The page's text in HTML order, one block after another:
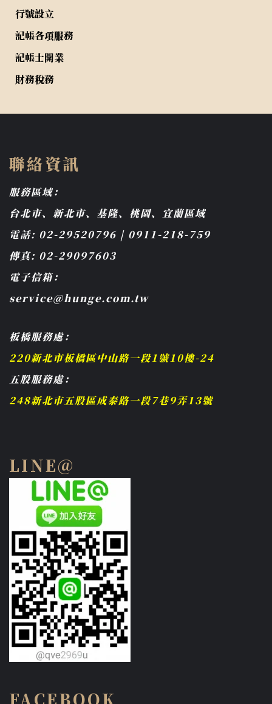
行號設立
記帳各項服務
記帳士開業
財務稅務
聯絡資訊
服務區域：
台北市、新北市、基隆、桃園、宜蘭區域
電話: 02-29520796 | 0911-218-759
傳真: 02-29097603
電子信箱：
service@hunge.com.tw
板橋服務處：
220新北市板橋區中山路一段1號10樓-24
五股服務處：
248新北市五股區成泰路一段7巷9弄13號
LINE@
FACEBOOK